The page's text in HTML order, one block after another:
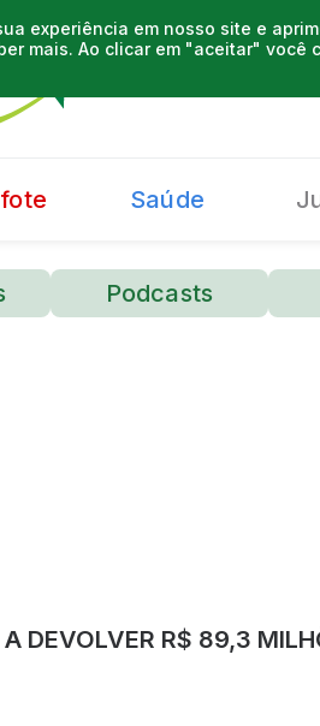
experiência em nosso site e
mais. Ao clicar em "aceitar" você
Saúde
Podcasts
DEVOLVER R$ 89,3